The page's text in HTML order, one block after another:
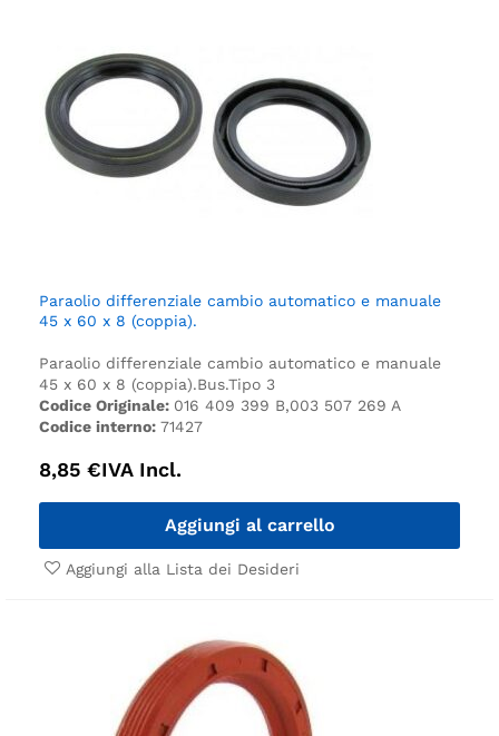
Paraolio differenziale cambio automatico e manuale
45 x 60 x 8 (coppia).
Paraolio differenziale cambio automatico e manuale
45 x 60 x 8 (coppia).Bus.Tipo 3
Codice Originale: 016 409 399 B,003 507 269 A
Codice interno: 71427
8,85 €IVA Incl.
Aggiungi al carrello
Aggiungi alla Lista dei Desideri